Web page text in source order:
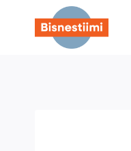
sisältöön